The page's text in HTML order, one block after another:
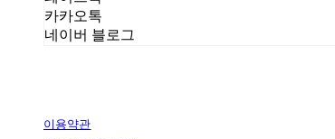
카카오톡
네이버 블로그
이용약관